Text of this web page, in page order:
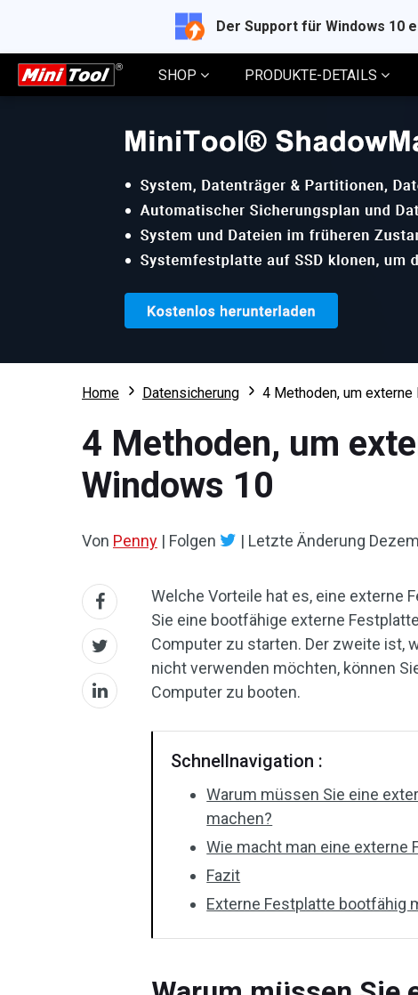
Der Support für Windows 10
SHOP PRODUKTE-DETAILS
Home Datensicherung 4 Methoden, um
4 Methoden, um
Windows 10
Von Penny | Folgen | Letzte Änderung
Welche Vorteile hat es, eine externe
Sie eine bootfähige externe
Computer zu starten. Der zweite ist,
nicht verwenden möchten, können
Computer zu booten.
Schnellnavigation :
Warum müssen Sie eine
machen?
Wie macht man eine externe
Fazit
Externe Festplatte bootfähig